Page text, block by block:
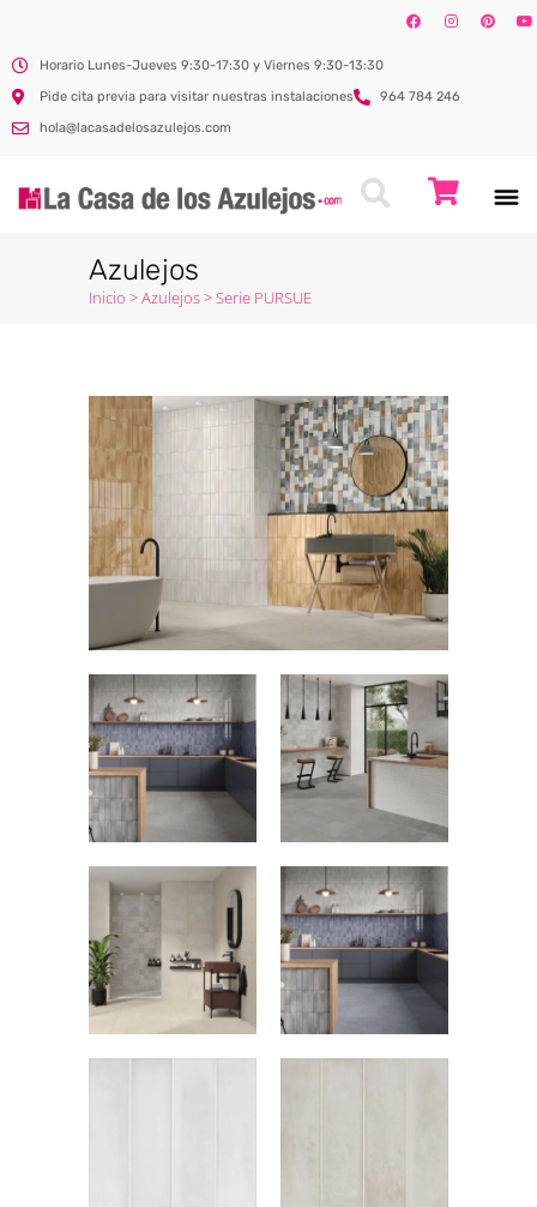
Horario Lunes-Jueves 9:30-17:30 y Viernes 9:30-13:30
Pide cita previa para visitar nuestras instalaciones
964 784 246
hola@lacasadelosazulejos.com
Azulejos
Inicio >Azulejos>Serie PURSUE